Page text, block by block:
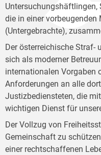
Untersuchungshäftlingen,
die in einer
(Untergebrachte),
Der österreichische
sich als moderner
internationalen Vorgaben
Anforderungen an alle
Justizbediensteten, die
wichtigen Dienst für
Der Vollzug von
Gemeinschaft zu
einer rechtschaffenen